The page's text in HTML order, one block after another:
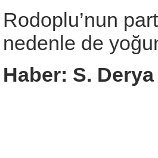
Rodoplu’nun
nedenle de
Haber: S.